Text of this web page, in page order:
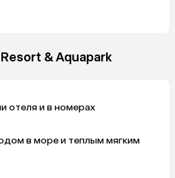
& Aquapark
отеля и в номерах
в море и теплым мягким